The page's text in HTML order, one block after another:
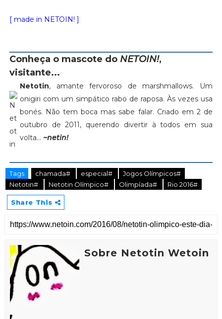
[ made in NETOIN! ]
Conheça o mascote do NETOIN!,
visitante...
Netotin, amante fervoroso de marshmallows. Um
onigiri com um simpático rabo de raposa. Às vezes usa
bonés. Não tem boca mas sabe falar. Criado em 2 de
outubro de 2011, querendo divertir à todos em sua
volta... ~netin!
Tags chamada# especial#
Jogos Olímpicos#
Netotin#
Netotin Olímpico# Olimpíada# Rio 2016#
Share This
Sobre Netotin Wetoin